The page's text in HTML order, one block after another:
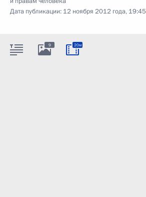
Дата публикации: 12 ноября 2012 года, 19:45
9 20м